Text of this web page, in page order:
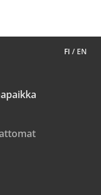
FI / EN